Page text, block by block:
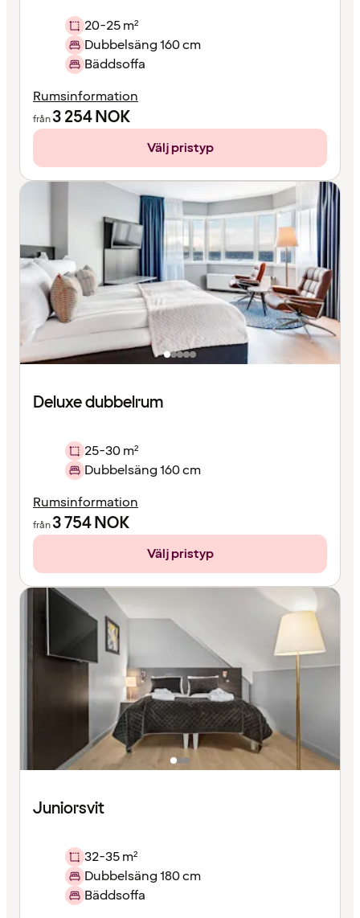
20-25 m²
Dubbelsäng 160 cm
Bäddsoffa
Rumsinformation
från3 254NOK
Välj pristyp
Deluxe dubbelrum
25-30 m²
Dubbelsäng 160 cm
Rumsinformation
från3 754NOK
Välj pristyp
Juniorsvit
32-35 m²
Dubbelsäng 180 cm
Bäddsoffa